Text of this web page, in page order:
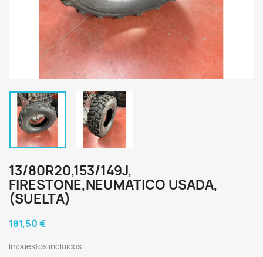
13/80R20,153/149J,
FIRESTONE,NEUMATICO USADA,
(SUELTA)
181,50 €
Impuestos incluidos